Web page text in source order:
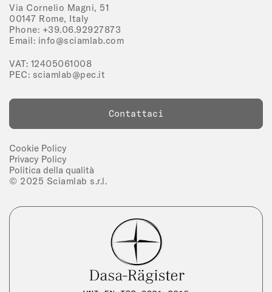
Via Cornelio Magni, 51
00147 Rome, Italy
Phone: +39.06.92927873
Email: info@sciamlab.com
VAT: 12405061008
PEC: sciamlab@pec.it
Contattaci
Cookie Policy
Privacy Policy
Politica della qualità
© 2025 Sciamlab s.r.l.